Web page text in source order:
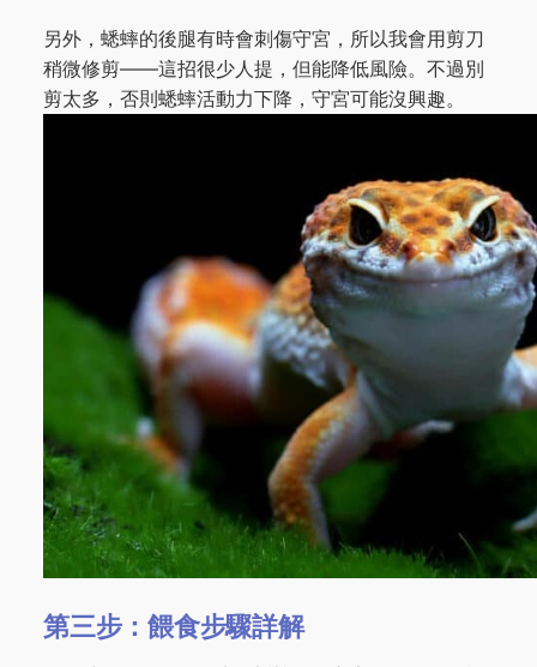
另外，蟋蟀的後腿有時會刺傷守宮，所以我會用剪刀
稍微修剪——這招很少人提，但能降低風險。不過別
剪太多，否則蟋蟀活動力下降，守宮可能沒興趣。
第三步：餵食步驟詳解